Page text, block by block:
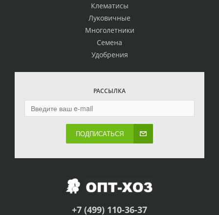
Клематисы
Луковичные
Многолетники
Семена
Удобрения
РАССЫЛКА
ПОДПИСАТЬСЯ
+7 (499) 110-36-37